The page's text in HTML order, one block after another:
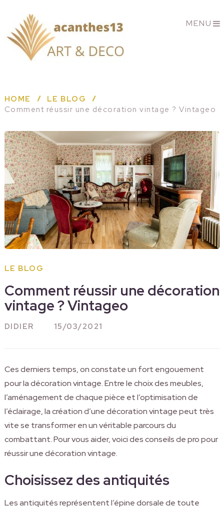
MENU
HOME
LE BLOG
Comment réussir une décoration vintage ? Vintageo
LE BLOG
Comment réussir une décoration
vintage ? Vintageo
DIDIER 15/03/2021
Ces derniers temps, on constate un fort engouement
pour la décoration vintage. Entre le choix des meubles,
l’aménagement de chaque pièce et l’optimisation de
l’éclairage, la création d’une décoration vintage peut très
vite se transformer en un véritable parcours du
combattant. Pour vous aider, voici des conseils de pro pour
réussir une décoration vintage.
Choisissez des antiquités
Les antiquités représentent l’épine dorsale de toute